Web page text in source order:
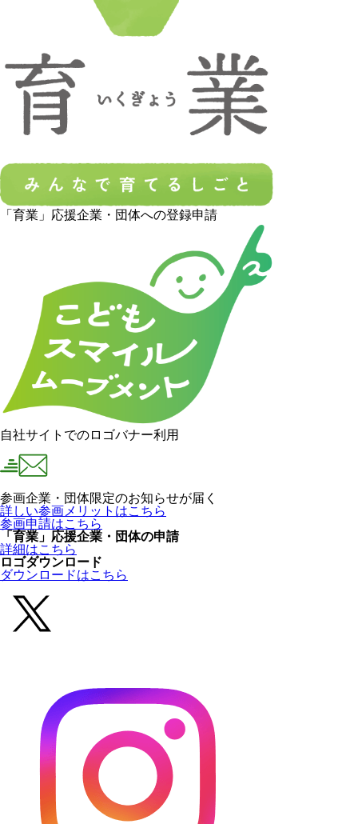
「育業」応援企業・団体への登録申請
自社サイトでのロゴバナー利用
参画企業・団体限定のお知らせが届く
詳しい参画メリットはこちら
参画申請はこちら
「育業」応援企業・団体の申請
詳細はこちら
ロゴダウンロード
ダウンロードはこちら